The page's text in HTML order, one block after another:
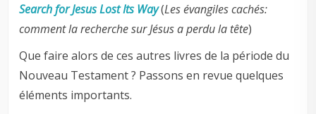
Search for Jesus Lost Its Way(Les évangiles cachés:
comment la recherche sur Jésus a perdu la tête)
Que faire alors de ces autres livres de la période du
Nouveau Testament ? Passons en revue quelques
éléments importants.